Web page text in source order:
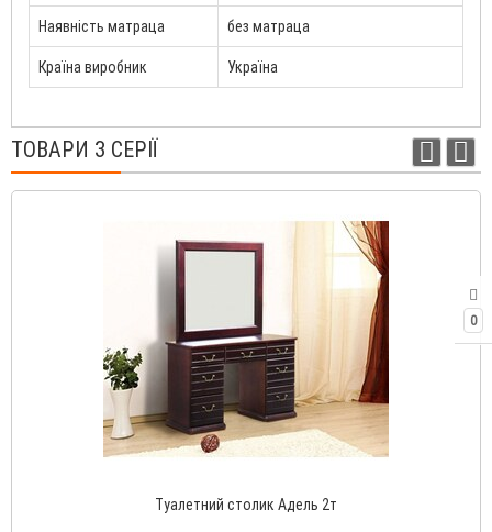
0
Наявність матраца без матраца
Країна виробник Україна
ТОВАРИ З СЕРІЇ
Туалетний столик Адель 2т